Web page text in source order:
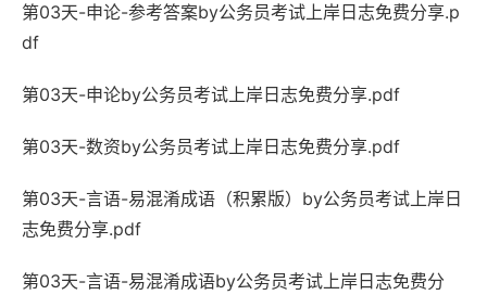
第03天-申论-参考答案by公务员考试上岸日志免费分享.p
df
第03天-申论by公务员考试上岸日志免费分享.pdf
第03天-数资by公务员考试上岸日志免费分享.pdf
第03天-言语-易混淆成语（积累版）by公务员考试上岸日
志免费分享.pdf
第03天-言语-易混淆成语by公务员考试上岸日志免费分